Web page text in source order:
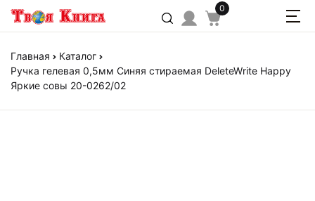
0
Главная
Каталог
Ручка гелевая 0,5мм Синяя стираемая DeleteWrite Happy
Яркие совы 20-0262/02